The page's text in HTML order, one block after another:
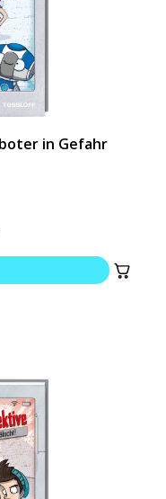
in Gefahr